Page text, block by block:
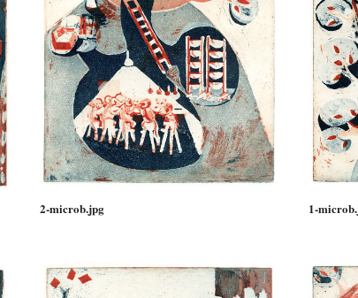
2-microb.jpg 1-